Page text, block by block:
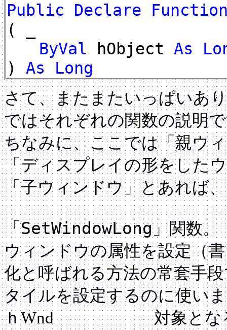
Public Declare
( _
ByVal hObject As
) As Long
さて、またまたいっぱいあ
ではそれぞれの関数の説明
ちなみに、ここでは「親ウ
「ディスプレイの形をした
「子ウィンドウ」とあれば
「SetWindowLong」関数。
ウィンドウの属性を設定（
化と呼ばれる方法の常套手
タイルを設定するのに使い
ｈWnd 対象となるウ